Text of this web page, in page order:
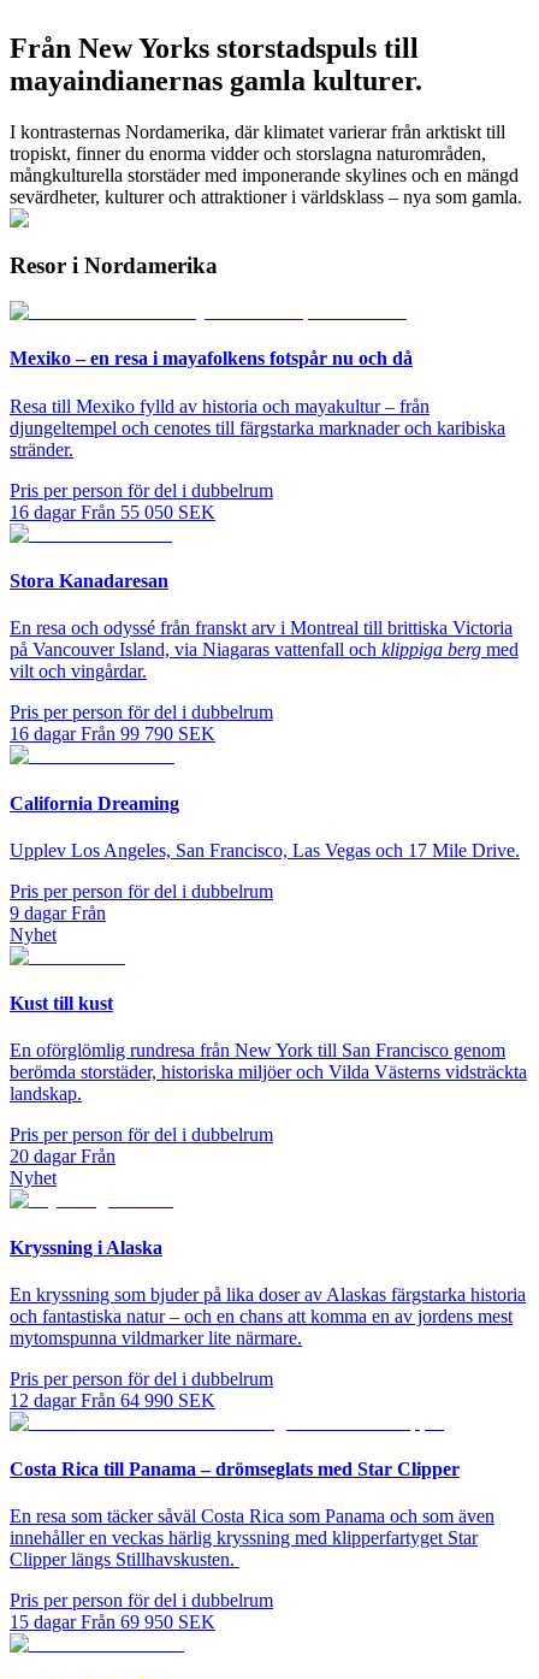
Från New Yorks storstadspuls till
mayaindianernas gamla kulturer.
I kontrasternas Nordamerika, där klimatet varierar från arktiskt till
tropiskt, finner du enorma vidder och storslagna naturområden,
mångkulturella storstäder med imponerande skylines och en mängd
sevärdheter, kulturer och attraktioner i världsklass – nya som gamla.
Resor i Nordamerika
Mexiko – en resa i mayafolkens fotspår nu och då
Resa till Mexiko fylld av historia och mayakultur – från
djungeltempel och cenotes till färgstarka marknader och karibiska
stränder.
Pris per person för del i dubbelrum
16 dagar Från 55 050 SEK
Stora Kanadaresan
En resa och odyssé från franskt arv i Montreal till brittiska Victoria
på Vancouver Island, via Niagaras vattenfall och klippiga berg med
vilt och vingårdar.
Pris per person för del i dubbelrum
16 dagar Från 99 790 SEK
California Dreaming
Upplev Los Angeles, San Francisco, Las Vegas och 17 Mile Drive.
Pris per person för del i dubbelrum
9 dagar Från
Nyhet
Kust till kust
En oförglömlig rundresa från New York till San Francisco genom
berömda storstäder, historiska miljöer och Vilda Västerns vidsträckta
landskap.
Pris per person för del i dubbelrum
20 dagar Från
Nyhet
Kryssning i Alaska
En kryssning som bjuder på lika doser av Alaskas färgstarka historia
och fantastiska natur – och en chans att komma en av jordens mest
mytomspunna vildmarker lite närmare.
Pris per person för del i dubbelrum
12 dagar Från 64 990 SEK
Costa Rica till Panama – drömseglats med Star Clipper
En resa som täcker såväl Costa Rica som Panama och som även
innehåller en veckas härlig kryssning med klipperfartyget Star
Clipper längs Stillhavskusten.
Pris per person för del i dubbelrum
15 dagar Från 69 950 SEK